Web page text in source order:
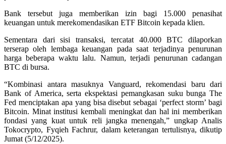
Bank tersebut juga memberikan izin bagi 15.000 penasihat
keuangan untuk merekomendasikan ETF Bitcoin kepada klien.
Sementara dari sisi transaksi, tercatat 40.000 BTC dilaporkan
terserap oleh lembaga keuangan pada saat terjadinya penurunan
harga beberapa waktu lalu. Namun, terjadi penurunan cadangan
BTC di bursa.
“Kombinasi antara masuknya Vanguard, rekomendasi baru dari
Bank of America, serta ekspektasi pemangkasan suku bunga The
Fed menciptakan apa yang bisa disebut sebagai ‘perfect storm’ bagi
Bitcoin. Minat institusi kembali meningkat dan hal ini memberikan
fondasi yang kuat untuk reli jangka menengah,” ungkap Analis
Tokocrypto, Fyqieh Fachrur, dalam keterangan tertulisnya, dikutip
Jumat (5/12/2025).